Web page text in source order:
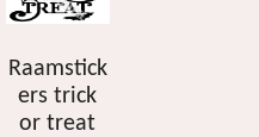
Raamstick
ers trick
or treat